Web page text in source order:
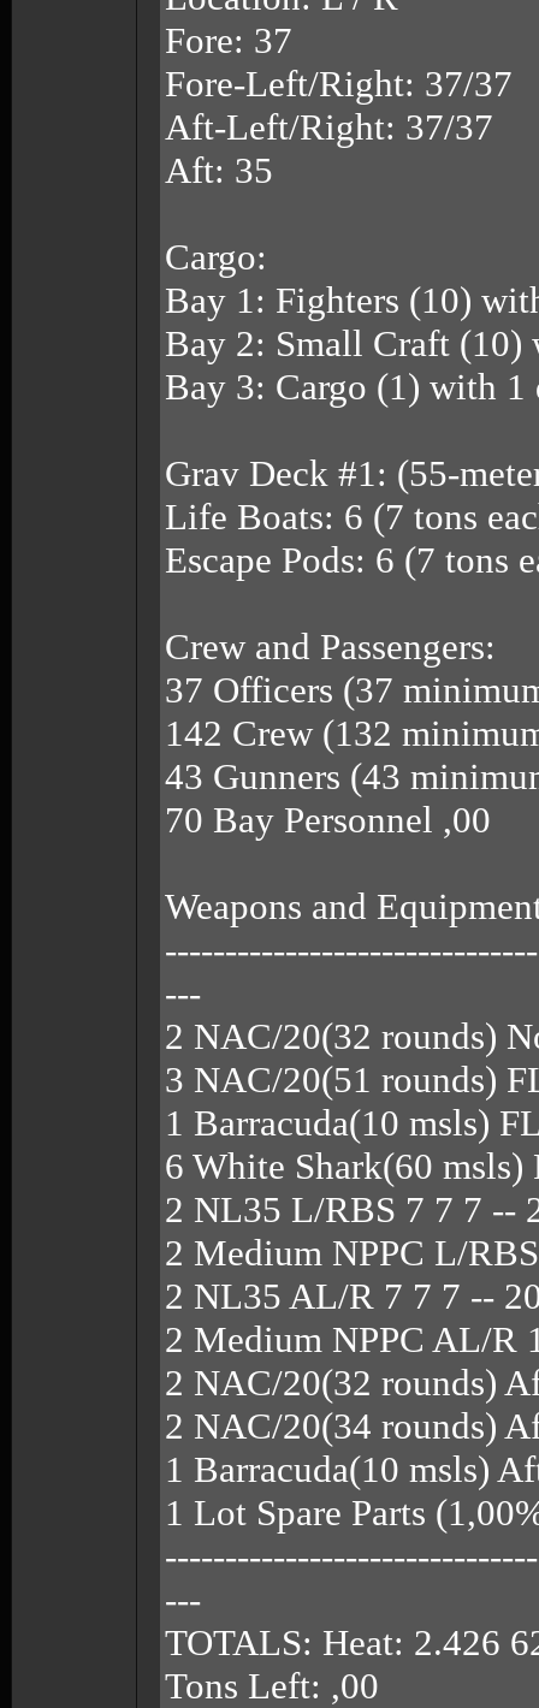
Fore: 37
Fore-Left/Right: 37/37
Aft-Left/Right: 37/37
Aft: 35
Cargo:
Bay 1: Fighters (10)
Bay 2: Small Craft (10)
Bay 3: Cargo (1) with 1
Grav Deck #1: (55-
Life Boats: 6 (7 tons
Escape Pods: 6 (7 tons
Crew and Passengers:
37 Officers (37
142 Crew (132
43 Gunners (43
70 Bay Personnel ,00
Weapons and
---
2 NAC/20(32 rounds)
3 NAC/20(51 rounds)
1 Barracuda(10 msls)
6 White Shark(60
2 NL35 L/RBS 7 7 7 --
2 Medium NPPC L/
2 NL35 AL/R 7 7 7 --
2 Medium NPPC AL/R
2 NAC/20(32 rounds)
2 NAC/20(34 rounds)
1 Barracuda(10 msls)
1 Lot Spare Parts
---
TOTALS: Heat: 2.426
Tons Left: ,00